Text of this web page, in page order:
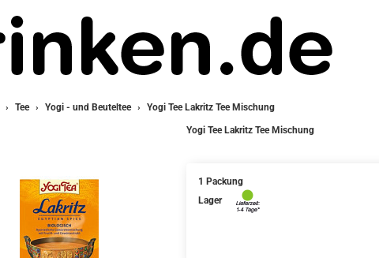
Tee Yogi - und Beuteltee Yogi Tee Lakritz Tee Mischung
Yogi Tee Lakritz Tee Mischung
1 Packung
Lager